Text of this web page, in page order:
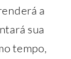
a
sua
tempo,